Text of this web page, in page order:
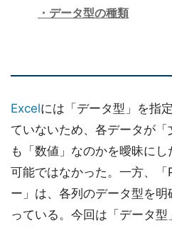
データ型の種類
Excelには「データ型」を指
ていないため、各データが
も「数値」なのかを曖昧に
可能ではなかった。一方、
ー」は、各列のデータ型を
っている。今回は「データ